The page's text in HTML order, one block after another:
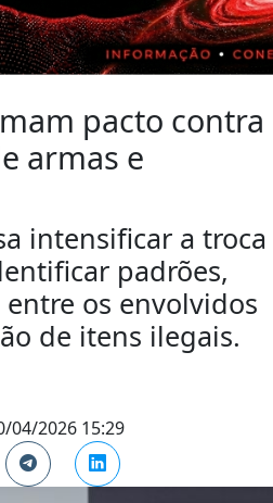
pacto contra
armas e
intensificar a troca
padrões,
entre os envolvidos
de itens ilegais.
04/2026 15:29